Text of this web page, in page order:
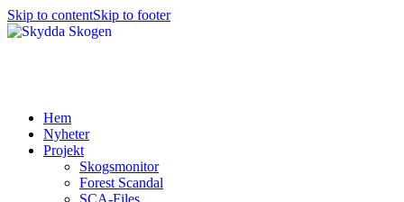
Skip to contentSkip to footer
Hem
Nyheter
Projekt
Skogsmonitor
Forest Scandal
SCA-Files